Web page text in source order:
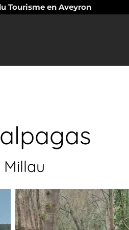
Tourisme en Aveyron
Millau